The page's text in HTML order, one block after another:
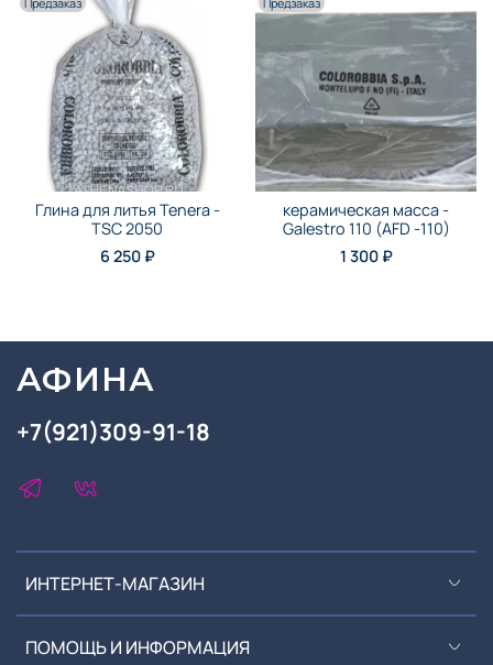
Глина для литья Tenera -
TSC 2050
6 250 ₽
керамическая масса -
Galestro 110 (AFD -110)
1 300 ₽
ИНТЕРНЕТ-МАГАЗИН
ПОМОЩЬ И ИНФОРМАЦИЯ
+7(921)309-91-18
АФИНА